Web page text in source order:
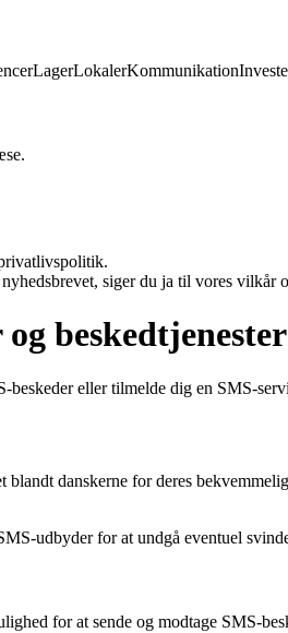
LagerLokalerKommunikation
siger du ja til vores
beskeder eller tilmelde dig en SMS-
blandt danskerne for deres
udbyder for at undgå eventuel
for at sende og modtage SMS-